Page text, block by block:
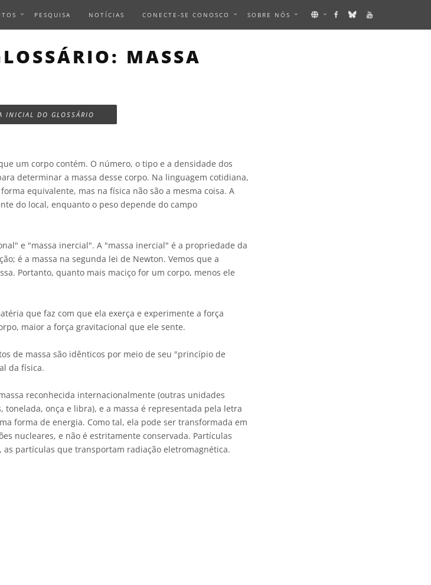
PESQUISA NOTÍCIAS CONECTE-SE CONOSCO SOBRE NÓS
MASSA
INICIAL DO GLOSSÁRIO
um corpo contém. O número, o tipo e a densidade dos
determinar a massa desse corpo. Na linguagem cotidiana,
equivalente, mas na física não são a mesma coisa. A
do local, enquanto o peso depende do campo
e "massa inercial". A "massa inercial" é a propriedade da
é a massa na segunda lei de Newton. Vemos que a
Portanto, quanto mais maciço for um corpo, menos ele
que faz com que ela exerça e experimente a força
maior a força gravitacional que ele sente.
de massa são idênticos por meio de seu "princípio de
da física.
reconhecida internacionalmente (outras unidades
tonelada, onça e libra), e a massa é representada pela letra
forma de energia. Como tal, ela pode ser transformada em
nucleares, e não é estritamente conservada. Partículas
partículas que transportam radiação eletromagnética.